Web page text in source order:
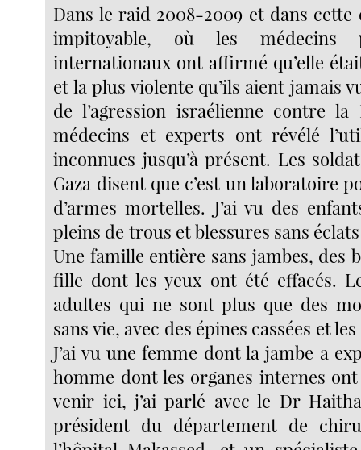
Dans le raid 2008-2009 et dans
impitoyable, où les médecins
internationaux ont affirmé qu’elle
et la plus violente qu’ils aient jamais
de l’agression israélienne contre la
médecins et experts ont révélé
inconnues jusqu’à présent. Les
Gaza disent que c’est un laboratoire
d’armes mortelles. J’ai vu des
pleins de trous et blessures sans
Une famille entière sans jambes, des
fille dont les yeux ont été effacés.
adultes qui ne sont plus que des
sans vie, avec des épines cassées et
J’ai vu une femme dont la jambe a
homme dont les organes internes
venir ici, j’ai parlé avec le Dr
président du département de